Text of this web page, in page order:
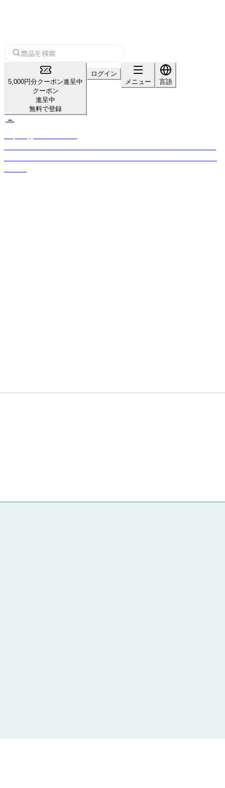
5,000円分クーポン進呈中
クーポン
進呈中
無料で登録
ログイン
メニュー
言語